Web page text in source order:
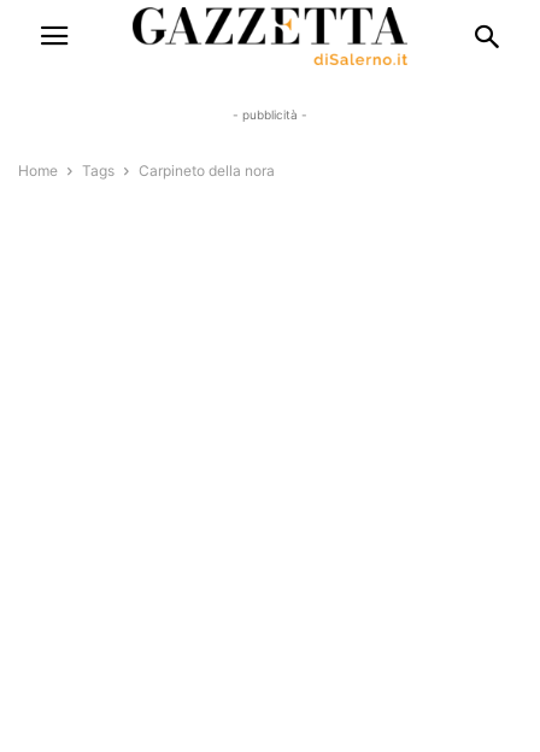
- pubblicità -
Home Tags Carpineto della nora